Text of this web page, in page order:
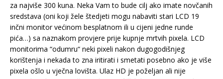
za najviše 300 kuna. Neka Vam to bude cilj ako imate novčanih
sredstava (oni koji žele štedjeti mogu nabaviti stari LCD 19
inčni monitor većinom besplatnom ili u cijeni jedne runde
pića…) sa naznakom provjere prije kupnje mrtvih pixela. LCD
monitorima “odumru“ neki pixeli nakon dugogodišnjeg
korištenja i nekada to zna iritirati i smetati posebno ako je više
pixela ošlo u vječna lovišta. Ulaz HD je poželjan ali nije